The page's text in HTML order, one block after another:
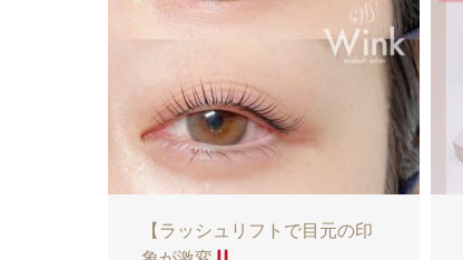
【ラッシュリフトで目元の印